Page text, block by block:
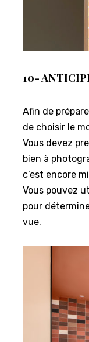
10-
Afin de
de choisir le
Vous devez
bien à
c’est encore
Vous pouvez
pour
vue.